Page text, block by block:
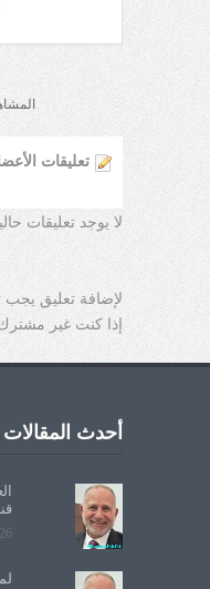
المشاهدات
تعليقات
لا يوجد تعليقات
لإضافة تعليق يجب
إذا كنت غير
أحدث المقالات
PM